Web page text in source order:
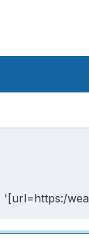
'[url=https:/